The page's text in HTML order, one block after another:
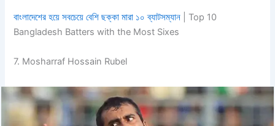
বাংলাদেশের হয়ে সবচেয়ে বেশি ছক্কা মারা ১০ ব্যাটসম্যান | Top 10
Bangladesh Batters with the Most Sixes
7. Mosharraf Hossain Rubel